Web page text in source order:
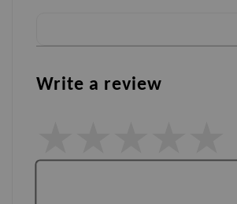
Write a review